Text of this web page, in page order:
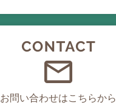
お問い合わせはこちらから